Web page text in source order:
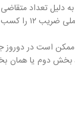
دلیل تعداد
در سال های
است در دوروز
تشریحی + ۱۵ تا سوال